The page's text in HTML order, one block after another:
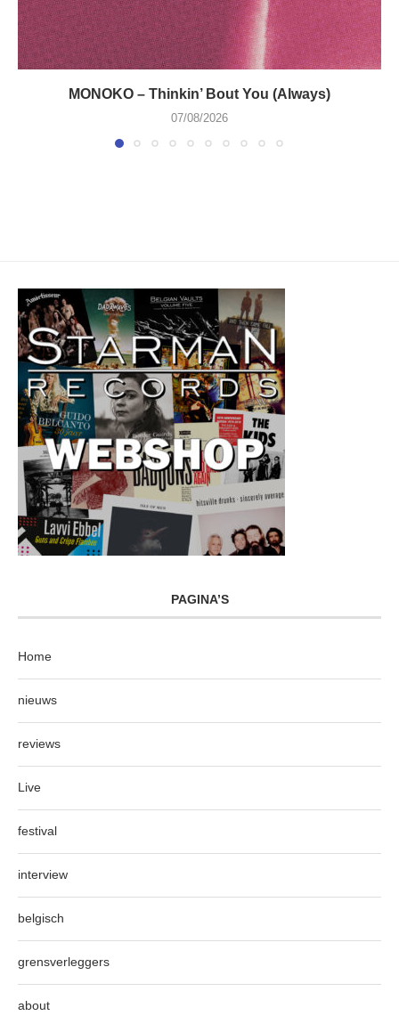
MONOKO – Thinkin’ Bout You (Always)
07/08/2026
PAGINA’S
Home
nieuws
reviews
Live
festival
interview
belgisch
grensverleggers
about